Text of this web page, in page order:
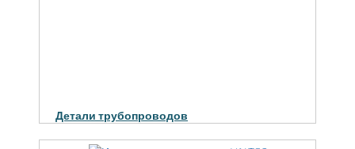
Детали трубопроводов